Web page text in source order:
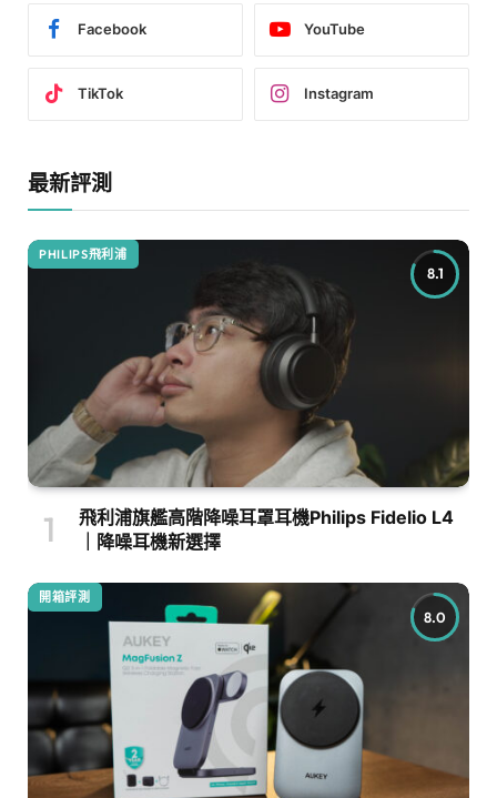
Facebook YouTube
TikTok Instagram
最新評測
8.1
PHILIPS飛利浦
飛利浦旗艦高階降噪耳罩耳機Philips Fidelio L4
｜降噪耳機新選擇
8.0
開箱評測